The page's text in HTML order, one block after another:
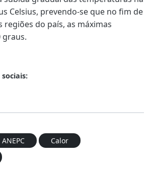
Celsius, prevendo-se que no fim de
regiões do país, as máximas
graus.
ANEPC
Calor